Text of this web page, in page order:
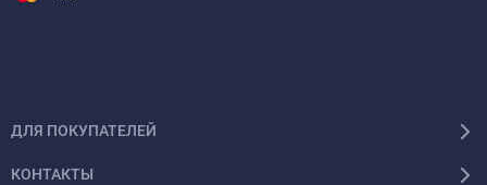
ДЛЯ ПОКУПАТЕЛЕЙ
КОНТАКТЫ